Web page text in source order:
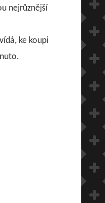
nejrůznější
ke koupi